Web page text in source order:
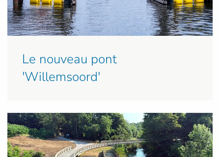
Le nouveau pont
'Willemsoord'